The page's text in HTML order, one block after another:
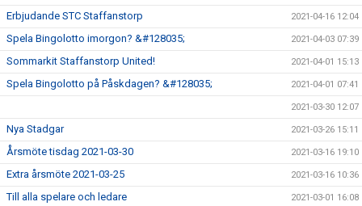
Erbjudande STC Staffanstorp 2021-04-16 12:04
Spela Bingolotto imorgon? &#128035; 2021-04-03 07:39
Sommarkit Staffanstorp United! 2021-04-01 15:13
Spela Bingolotto på Påskdagen? &#128035; 2021-04-01 07:41
2021-03-30 12:07
Nya Stadgar 2021-03-26 15:11
Årsmöte tisdag 2021-03-30 2021-03-16 19:10
Extra årsmöte 2021-03-25 2021-03-16 10:36
Till alla spelare och ledare 2021-03-01 16:08